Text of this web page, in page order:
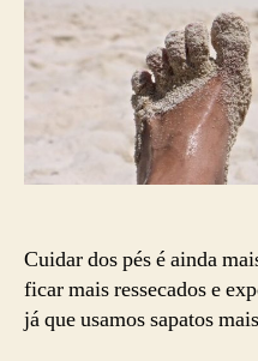
Cuidar dos pés é ainda
ficar mais ressecados e
já que usamos sapatos